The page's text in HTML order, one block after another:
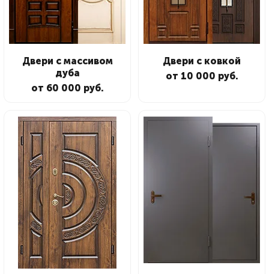
Двери с массивом
дуба
от 60 000 руб.
Двери с ковкой
от 10 000 руб.